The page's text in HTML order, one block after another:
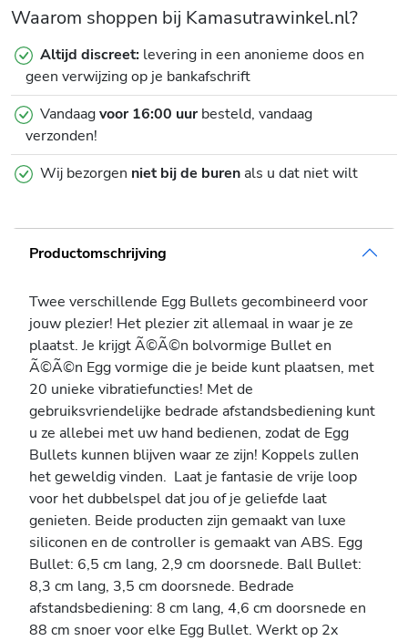
Waarom shoppen bij Kamasutrawinkel.nl?
Altijd discreet: levering in een anonieme doos en
geen verwijzing op je bankafschrift
Vandaagvoor 16:00 uurbesteld, vandaag
verzonden!
Wij bezorgen niet bij de burenals u dat niet wilt
Productomschrijving
Twee verschillende Egg Bullets gecombineerd voor
jouw plezier! Het plezier zit allemaal in waar je ze
plaatst. Je krijgt Ã©Ã©n bolvormige Bullet en
Ã©Ã©n Egg vormige die je beide kunt plaatsen, met
20 unieke vibratiefuncties! Met de
gebruiksvriendelijke bedrade afstandsbediening kunt
u ze allebei met uw hand bedienen, zodat de Egg
Bullets kunnen blijven waar ze zijn! Koppels zullen
het geweldig vinden. Laat je fantasie de vrije loop
voor het dubbelspel dat jou of je geliefde laat
genieten. Beide producten zijn gemaakt van luxe
siliconen en de controller is gemaakt van ABS. Egg
Bullet: 6,5 cm lang, 2,9 cm doorsnede. Ball Bullet:
8,3 cm lang, 3,5 cm doorsnede. Bedrade
afstandsbediening: 8 cm lang, 4,6 cm doorsnede en
88 cm snoer voor elke Egg Bullet. Werkt op 2x